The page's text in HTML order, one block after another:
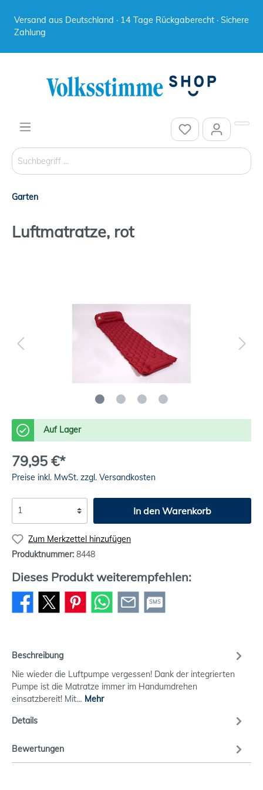
Versand aus Deutschland · 14 Tage Rückgaberecht · Sichere
Zahlung
Garten
Luftmatratze, rot
Auf Lager
79,95 €*
Preise inkl. MwSt. zzgl. Versandkosten
In den Warenkorb
Zum Merkzettel hinzufügen
Produktnummer: 8448
Dieses Produkt weiterempfehlen:
SMS
Beschreibung
Nie wieder die Luftpumpe vergessen! Dank der integrierten
Pumpe ist die Matratze immer im Handumdrehen
einsatzbereit! Mit… Mehr
Details
Bewertungen